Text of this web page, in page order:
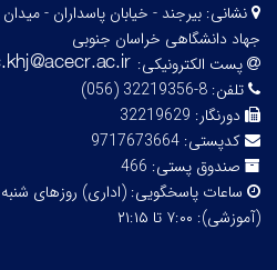
نشانی: بیرجند - خیابان پاسداران -
جهاد دانشگاهی خراسان جنوبی
پست الکترونیکی:
تلفن: 8-32219356 (056)
دورنگار: 32219629
کدپستی: 9717673664
صندوق پستی: 466
ساعات پاسخگویی:
(آموزشی): ۷:۰۰ تا ۲۱:۱۵